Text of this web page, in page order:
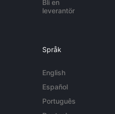
Bli en
leverantör
Språk
English
Español
Português